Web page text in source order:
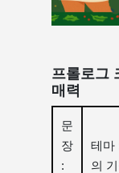
프롤로그
매력
문
장
:
테마
의